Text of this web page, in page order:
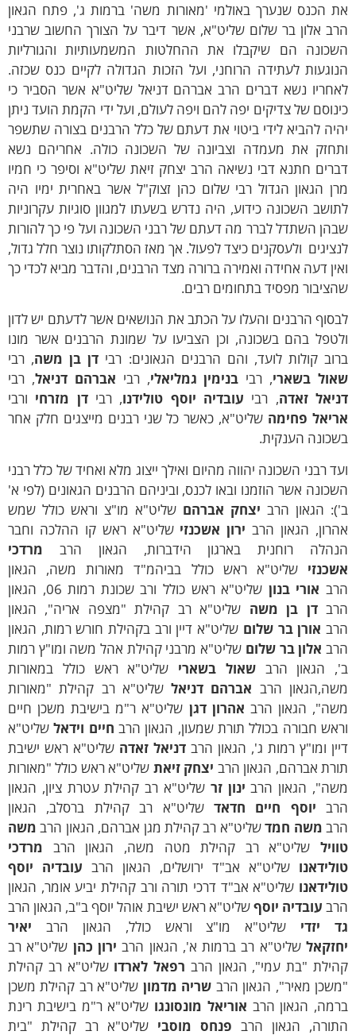
הכנס שנערך באולמי 'מאורות משה' ברמות ג', פתח הגאון
אלון בר שלום שליט"א, אשר דיבר על הצורך החשוב שרבני
הם שיקבלו את ההחלטות המשמעותיות והגורליות
לעתידה הרוחני, ועל הזכות הגדולה לקיים כנס שכזה.
נשא דברים הרב אברהם דניאל שליט"א אשר הסביר כי
של צדיקים יפה להם ויפה לעולם, ועל ידי הקמת הועד ניתן
להביא לידי ביטוי את דעתם של כלל הרבנים בצורה שתשפר
את מעמדה וצביונה של השכונה כולה. אחריהם נשא
חתנא דבי נשיאה הרב יצחק זיאת שליט"א וסיפר כי חמיו
הגאון הגדול רבי שלום כהן זצוק"ל אשר באחרית ימיו היה
השכונה כידוע, היה נדרש בשעתו למגוון סוגיות עקרוניות
השתדל לברר מה דעתם של רבני השכונה ועל פי כך להורות
ולעסקנים כיצד לפעול. אך מאז הסתלקותו נוצר חלל גדול,
דעה אחידה ואמירה ברורה מצד הרבנים, והדבר מביא לכדי כך
מפסיד בתחומים רבים.
הרבנים והעלו על הכתב את הנושאים אשר לדעתם יש לדון
בהם בשכונה, וכן הצביעו על שמונת הרבנים אשר מונו
קולות לועד, והם הרבנים הגאונים: רבידן בן משה, רבי
בשארי, רביבנימין גמליאלי, רביאברהם דניאל, רבי
זאדה, רביעובדיה יוסף טולידנו, רבידן מזרחיורבי
פחימהשליט"א, כאשר כל שני רבנים מייצגים חלק אחר
הענקית.
רבני השכונה יהווה מהיום ואילך ייצוג מלא ואחיד של כלל רבני
אשר הוזמנו ובאו לכנס, וביניהם הרבנים הגאונים (לפי א'
הגאון הרביצחק אברהםשליט"א מו"צ וראש כוללשמש
, הגאון הרבירון אשכנזישליט"א ראש קו ההלכה וחבר
רוחנית בארגון הידברות, הגאון הרב
מרדכי
שליט"א ראש כולל בביהמ"ד מאורות משה, הגאון
אורי בנון
שליט"א ראש כולל ורב שכונת רמות 06, הגאון
דן בן משהשליט"א רב קהילת "מצפה אריה", הגאון
אורן בר שלוםשליט"א דיין ורב בקהילת חורש רמות, הגאון
אלון בר שלוםשליט"א מרבני קהילת אהל משה ומו"ץ רמות
הגאון הרבשאול בשארישליט"א ראש כולל במאורות
הרבאברהם דניאלשליט"א רב קהילת "מאורות
הגאון הרבאהרון דגןשליט"א ר"מ בישיבת משכן חיים
חבורה בכולל תורת שמעון, הגאון הרבחיים וידאלשליט"א
ומו"ץ רמות ג', הגאון הרבדניאל זאדהשליט"א ראש ישיבת
אברהם, הגאון הרביצחק זיאתשליט"א ראש כולל "מאורות
הגאון הרבינון זר שליט"א רב קהילת עטרת ציון, הגאון
יוסף חיים חדאדשליט"א רב קהילת ברסלב, הגאון
משה חמדשליט"א רב קהילת מגן אברהם, הגאון הרבמשה
שליט"א רב קהילת מטה משה, הגאון הרבמרדכי
שליט"א אב"ד ירושלים, הגאון הרבעובדיה יוסף
שליט"א אב"ד דרכי תורה ורב קהילת יביע אומר, הגאון
עובדיה יוסףשליט"א ראש ישיבת אוהל יוסף ב"ב, הגאון הרב
יזדישליט"א מו"צ וראש כולל, הגאון הרב יאיר
שליט"א רב ברמות א', הגאון הרבירון כהןשליט"א רב
"בת עמי", הגאון הרברפאל לארדושליט"א רב קהילת
מאיר", הגאון הרבשריה מדמוןשליט"א רב קהילת משכן
הגאון הרבאוריאל מונסונגושליט"א ר"מ בישיבת רינת
הגאון הרבפנחס מוסבישליט"א רב קהילת "בית